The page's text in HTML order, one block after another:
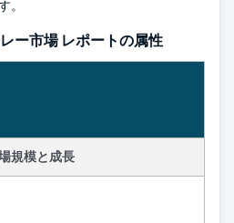
。
ー市場 レポートの属性
規模と成長